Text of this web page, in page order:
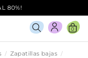
80%!
0
Zapatillas bajas